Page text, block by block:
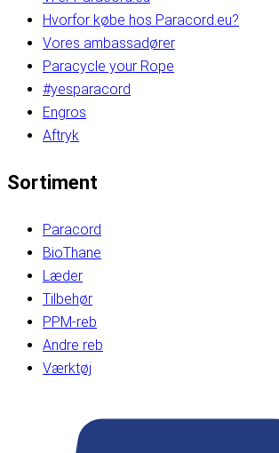
Hvorfor købe hos Paracord.eu?
Vores ambassadører
Paracycle your Rope
#yesparacord
Engros
Aftryk
Sortiment
Paracord
BioThane
Læder
Tilbehør
PPM-reb
Andre reb
Værktøj